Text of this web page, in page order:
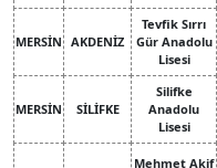
MERSİN AKDENİZ
Tevfik Sırrı
Gür Anadolu
Lisesi
MERSİN SİLİFKE
Silifke
Anadolu
Lisesi
Mehmet Akif